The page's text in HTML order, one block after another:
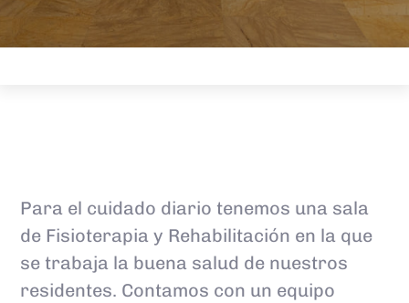
Para el cuidado diario tenemos una sala
de Fisioterapia y Rehabilitación en la que
se trabaja la buena salud de nuestros
residentes. Contamos con un equipo